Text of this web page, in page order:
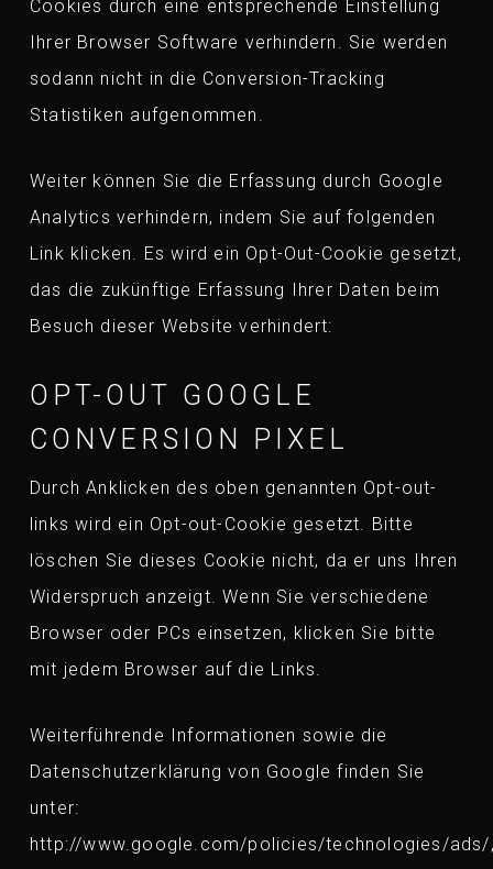
Cookies durch eine entsprechende Einstellung
Ihrer Browser Software verhindern. Sie werden
sodann nicht in die Conversion-Tracking
Statistiken aufgenommen.
Weiter können Sie die Erfassung durch Google
Analytics verhindern, indem Sie auf folgenden
Link klicken. Es wird ein Opt-Out-Cookie gesetzt,
das die zukünftige Erfassung Ihrer Daten beim
Besuch dieser Website verhindert:
OPT-OUT GOOGLE
CONVERSION PIXEL
Durch Anklicken des oben genannten Opt-out-
links wird ein Opt-out-Cookie gesetzt. Bitte
löschen Sie dieses Cookie nicht, da er uns Ihren
Widerspruch anzeigt. Wenn Sie verschiedene
Browser oder PCs einsetzen, klicken Sie bitte
mit jedem Browser auf die Links.
Weiterführende Informationen sowie die
Datenschutzerklärung von Google finden Sie
unter:
http://www.google.com/policies/technologies/ads/